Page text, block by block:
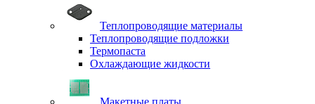
Теплопроводящие материалы
Теплопроводящие подложки
Термопаста
Охлаждающие жидкости
Макетные платы